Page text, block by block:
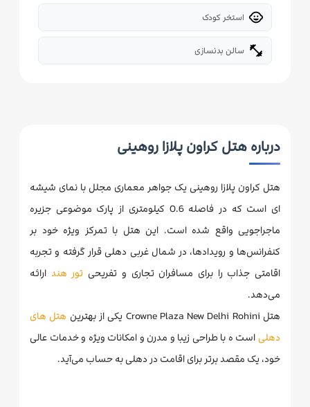
child_care استخر کودک
fitness_center سالن بدنسازی
درباره هتل کراون پلازا روهینی
هتل کراون پلازا روهینی یک جواهر معماری مجلل با نمای شیشه
ای است که در فاصله 0.6 کیلومتری از پارک موضوعی جزیره
ماجراجویی واقع شده است. این هتل با تمرکز ویژه خود بر
کنفرانس‌ها و رویدادها، در شمال غربی دهلی قرار گرفته و تجربه
اقامتی جذاب را برای مسافران تجاری و تفریحی تور هند ارائه
می‌دهد.
هتل Crowne Plaza New Delhi Rohini یکی از بهترین
هتل های
دهلی است ه با طراحی زیبا و مدرن و امکانات ویژه و خدمات عالی
خود، یک مقصد برتر برای اقامت در دهلی به حساب می‌آید.